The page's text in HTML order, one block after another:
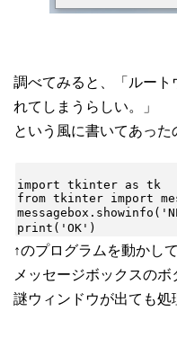
調べてみると、「ルート
れてしまうらしい。」
という風に書いてあった
import tkinter as tk
from tkinter import
↑のプログラムを動かし
メッセージボックスのボ
謎ウィンドウが出ても処